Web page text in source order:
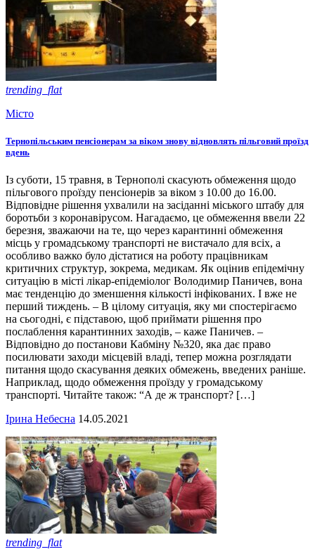
trending_flat
Місто
Тернопільським пенсіонерам за віком знову відновлять пільговий проїзд
вдень
Із суботи, 15 травня, в Тернополі скасують обмеження щодо
пільгового проїзду пенсіонерів за віком з 10.00 до 16.00.
Відповідне рішення ухвалили на засіданні міського штабу для
боротьби з коронавірусом. Нагадаємо, це обмеження ввели 22
березня, зважаючи на те, що через карантинні обмеження
місць у громадському транспорті не вистачало для всіх, а
особливо важко було дістатися на роботу працівникам
критичних структур, зокрема, медикам. Як оцінив епідемічну
ситуацію в місті лікар-епідеміолог Володимир Паничев, вона
має тенденцію до зменшення кількості інфікованих. І вже не
перший тиждень. – В цілому ситуація, яку ми спостерігаємо
на сьогодні, є підставою, щоб приймати рішення про
послаблення карантинних заходів, – каже Паничев. –
Відповідно до постанови Кабміну №320, яка дає право
посилювати заходи місцевій владі, тепер можна розглядати
питання щодо скасування деяких обмежень, введених раніше.
Наприклад, щодо обмеження проїзду у громадському
транспорті. Читайте також: “А де ж транспорт? […]
Ірина Небесна 14.05.2021
trending_flat